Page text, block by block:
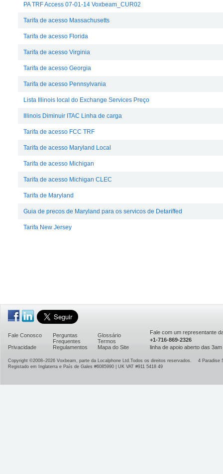
PA TRF Access 07-01-14 Voxbeam_CUR02
Tarifa de acesso Massachusetts
Tarifa de acesso Florida
Tarifa de acesso Virginia
Tarifa de acesso Georgia
Tarifa de acesso Pennsylvania
Lista Illinois local do Exchange Services Preço
Illinois Diminuir ITAC Linha de carga
Tarifa de acesso FCC TRF
Tarifa de acesso Maryland Local
Tarifa de acesso Michigan
Tarifa de acesso Michigan CLEC
Tarifa de Maryland
Guia de precos de Maryland para os servicos de Detariffed
Tarifa New Jersey
Fale Conosco
Perguntas
Frequentes
Glossário
Termos
Privacidade
Regulamentos Mapa do Site
Fale com um representante
+1-716-869-2326
linha de apoio aberto das
Copyright ©2008–2026 Voxbeam, parte da Localphone Ltd. Todos os direitos reservados.
4 Paradise
Registado em Inglaterra e País de Gales #6085990 | UK VAT #911 5418 49